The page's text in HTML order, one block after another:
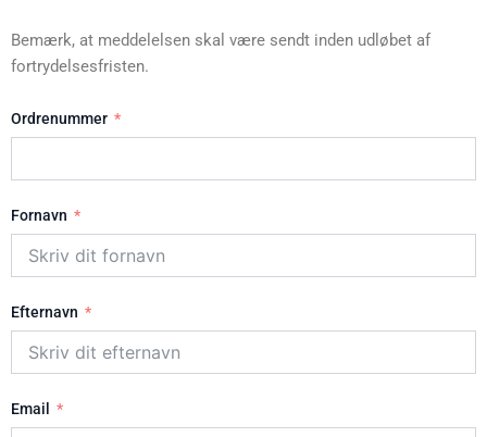
Bemærk, at meddelelsen skal være sendt inden udløbet af
fortrydelsesfristen.
Ordrenummer
Fornavn
Efternavn
Email